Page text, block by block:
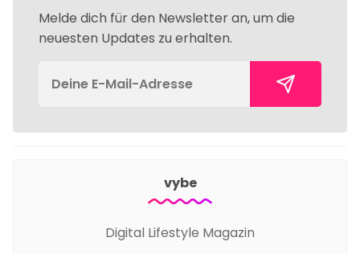
Melde dich für den Newsletter an, um die
neuesten Updates zu erhalten.
vybe
Digital Lifestyle Magazin